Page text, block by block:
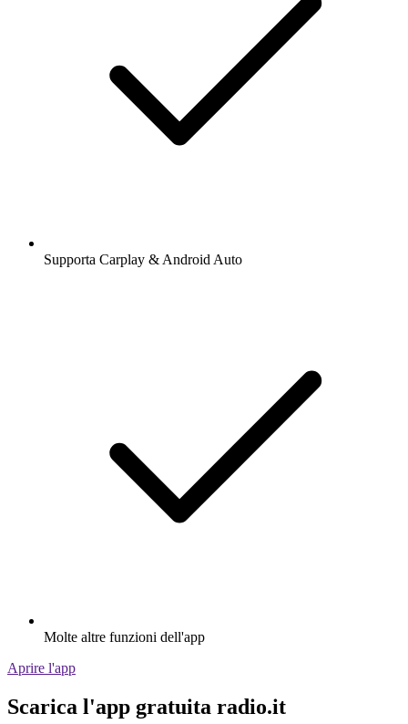
Supporta Carplay & Android Auto
Molte altre funzioni dell'app
Aprire l'app
Scarica l'app gratuita radio.it